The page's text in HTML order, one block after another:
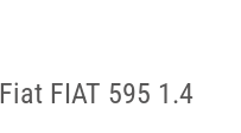
FIAT 595 1.4